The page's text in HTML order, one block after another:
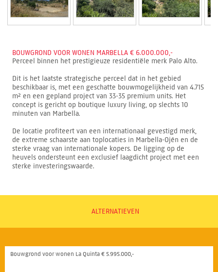
BOUWGROND VOOR WONEN MARBELLA € 6.000.000,-
Perceel binnen het prestigieuze residentiële merk Palo Alto.
Dit is het laatste strategische perceel dat in het gebied
beschikbaar is, met een geschatte bouwmogelijkheid van 4.715
m² en een gepland project van 33-35 premium units. Het
concept is gericht op boutique luxury living, op slechts 10
minuten van Marbella.
De locatie profiteert van een internationaal gevestigd merk,
de extreme schaarste aan toplocaties in Marbella-Ojén en de
sterke vraag van internationale kopers. De ligging op de
heuvels ondersteunt een exclusief laagdicht project met een
sterke investeringswaarde.
ALTERNATIEVEN
Bouwgrond voor wonen La Quinta € 5.995.000,-